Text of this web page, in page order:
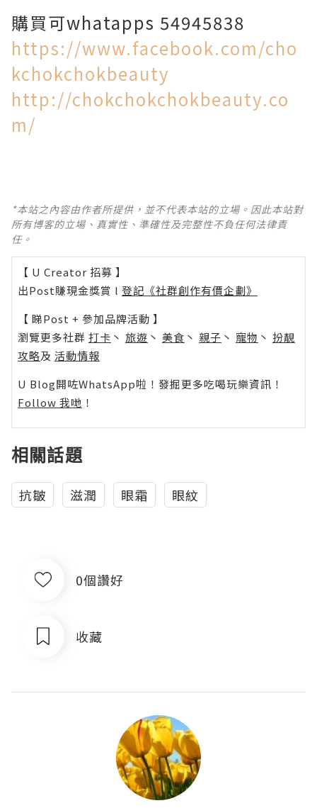
購買可whatapps 54945838
https://www.facebook.com/cho
kchokchokbeauty
http://chokchokchokbeauty.co
m/
*本站之內容由作者所提供，並不代表本站的立場。因此本站對
所有博客的立場、真實性、準確性及完整性不負任何法律責
任。
【 U Creator 招募 】
出Post賺現金獎賞 l 登記《社群創作有價企劃》
【 睇Post + 參加品牌活動 】
瀏覽更多社群 打卡 丶 旅遊 丶 美食 丶 親子 丶 寵物 丶 扮靚
攻略及 活動情報
U Blog開咗WhatsApp啦！發掘更多吃喝玩樂資訊！
Follow 我哋 ！
相關話題
抗皺 滋潤 眼霜 眼紋
0個讚好
收藏